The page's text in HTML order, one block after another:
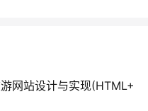
网站设计与实现(HTML+